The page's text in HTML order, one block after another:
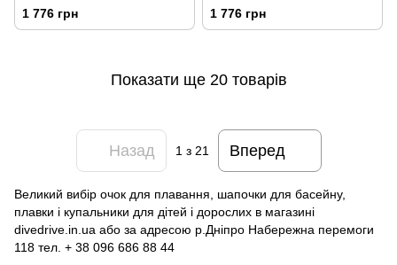
золотисті лінзи)
1 776 грн
дзеркально-червоні лінзи)
1 776 грн
Показати ще 20 товарів
Назад 1з 21 Вперед
Великий вибір очок для плавання, шапочки для басейну,
плавки і купальники для дітей і дорослих в магазині
divedrive.in.ua або за адресою р.Дніпро Набережна перемоги
118 тел. + 38 096 686 88 44